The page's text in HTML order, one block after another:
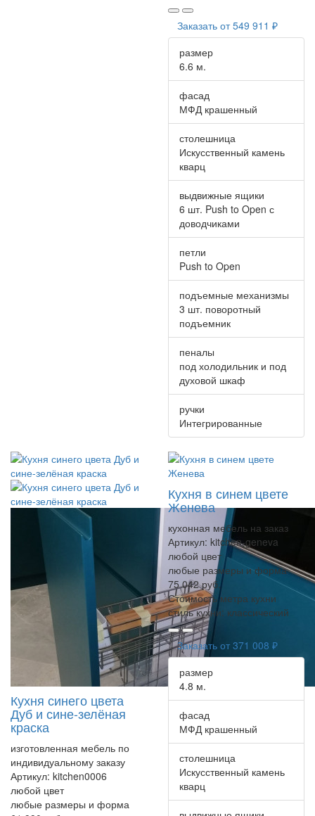
Заказать от549 911 ₽
размер
6.6 м.
фасад
МФД крашенный
столешница
Искусственный камень
кварц
выдвижные ящики
6 шт. Push to Open с
доводчиками
петли
Push to Open
подъемные механизмы
3 шт. поворотный
подъемник
пеналы
под холодильник и под
духовой шкаф
ручки
Интегрированные
Кухня синего цвета
Дуб и сине-зелёная
краска
изготовленная мебель по
индивидуальному заказу
Артикул: kitchen0006
любой цвет
любые размеры и форма
Кухня в синем цвете
Женева
кухонная мебель на заказ
Артикул: kitchen-geneva
любой цвет
любые размеры и форма
75 042 руб.
Стоимость метра кухни
стиль кухни: классический
Заказать от 371 008 ₽
размер
4.8 м.
фасад
МФД крашенный
столешница
Искусственный камень
кварц